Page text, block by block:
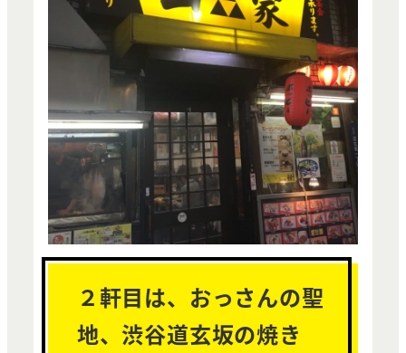
２軒目は、おっさんの聖
地、渋谷道玄坂の焼き